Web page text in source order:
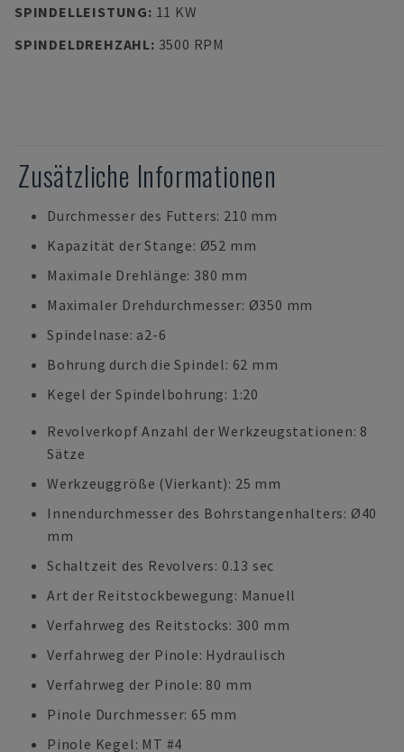
SPINDELLEISTUNG: 11 KW
SPINDELDREHZAHL: 3500 RPM
Zusätzliche Informationen
Durchmesser des Futters: 210 mm
Kapazität der Stange: Ø52 mm
Maximale Drehlänge: 380 mm
Maximaler Drehdurchmesser: Ø350 mm
Spindelnase: a2-6
Bohrung durch die Spindel: 62 mm
Kegel der Spindelbohrung: 1:20
Revolverkopf Anzahl der Werkzeugstationen: 8
Sätze
Werkzeuggröße (Vierkant): 25 mm
Innendurchmesser des Bohrstangenhalters: Ø40
mm
Schaltzeit des Revolvers: 0.13 sec
Art der Reitstockbewegung: Manuell
Verfahrweg des Reitstocks: 300 mm
Verfahrweg der Pinole: Hydraulisch
Verfahrweg der Pinole: 80 mm
Pinole Durchmesser: 65 mm
Pinole Kegel: MT #4